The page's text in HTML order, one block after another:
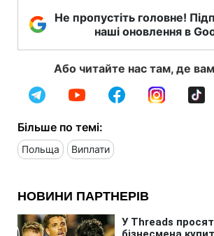
Не пропустіть головне!
наші оновлення в
Або читайте нас там, де
Більше по темі:
Польща Виплати